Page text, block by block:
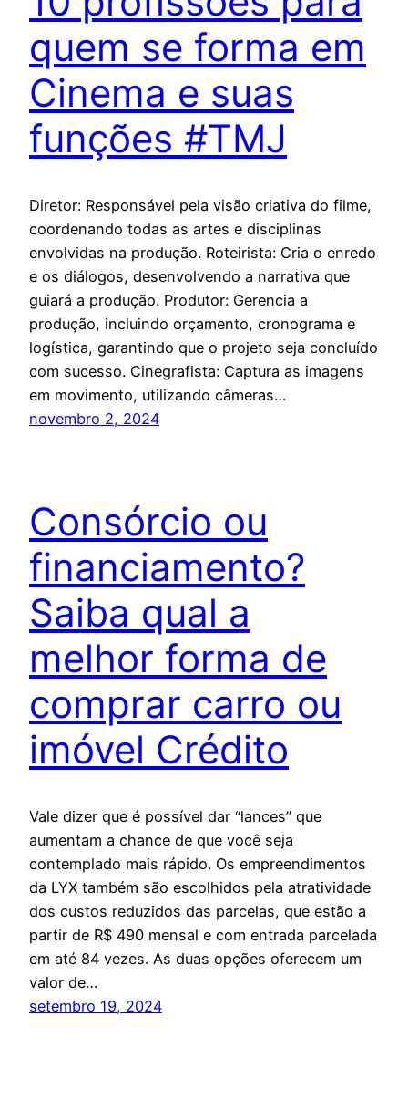
quem se forma em
Cinema e suas
funções #TMJ
Diretor: Responsável pela visão criativa do filme,
coordenando todas as artes e disciplinas
envolvidas na produção. Roteirista: Cria o enredo
e os diálogos, desenvolvendo a narrativa que
guiará a produção. Produtor: Gerencia a
produção, incluindo orçamento, cronograma e
logística, garantindo que o projeto seja concluído
com sucesso. Cinegrafista: Captura as imagens
em movimento, utilizando câmeras…
novembro 2, 2024
Consórcio ou
financiamento?
Saiba qual a
melhor forma de
comprar carro ou
imóvel Crédito
Vale dizer que é possível dar “lances” que
aumentam a chance de que você seja
contemplado mais rápido. Os empreendimentos
da LYX também são escolhidos pela atratividade
dos custos reduzidos das parcelas, que estão a
partir de R$ 490 mensal e com entrada parcelada
em até 84 vezes. As duas opções oferecem um
valor de…
setembro 19, 2024